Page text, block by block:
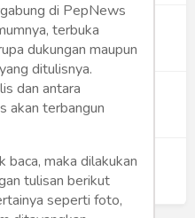
Merah Putih Buka
di Desa
Negara
Inklusif
Didorong untuk
APBN
di PepNews
terbuka
dukungan maupun
ditulisnya.
dan antara
akan terbangun
maka dilakukan
tulisan berikut
seperti foto,